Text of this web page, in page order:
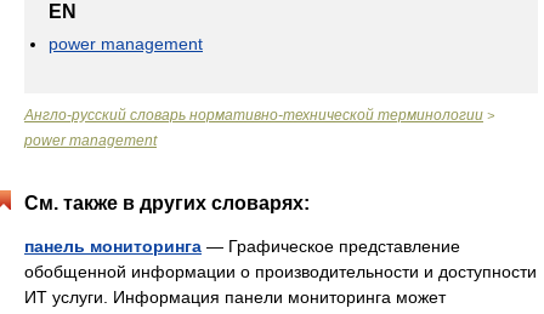
EN
power management
Англо-русский словарь нормативно-технической терминологии >
power management
См. также в других словарях:
панель мониторинга — Графическое представление
обобщенной информации о производительности и доступности
ИТ услуги. Информация панели мониторинга может